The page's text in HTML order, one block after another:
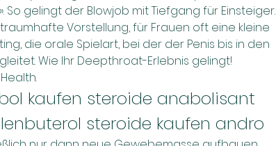
So gelingt der Blowjob mit Tiefgang für Einsteiger.
Vorstellung, für Frauen oft eine kleine
die orale Spielart, bei der der Penis bis in den
Wie Ihr Deepthroat-Erlebnis gelingt!
kaufen steroide anabolisant
steroide kaufen andro